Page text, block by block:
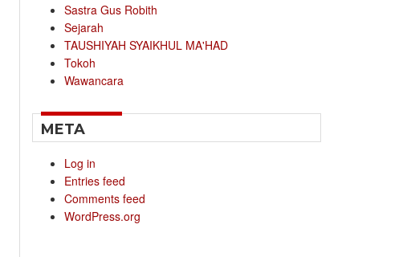
Sastra Gus Robith
Sejarah
TAUSHIYAH SYAIKHUL MA'HAD
Tokoh
Wawancara
META
Log in
Entries feed
Comments feed
WordPress.org